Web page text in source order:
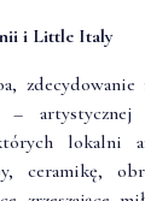
i Little Italy
– artystycznej
lokalni
ceramikę,